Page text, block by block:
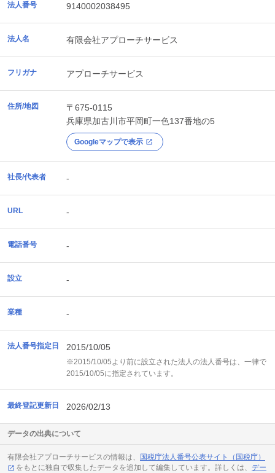
法人番号 9140002038495
法人名 有限会社アプローチサービス
フリガナ アプローチサービス
住所/地図
〒675-0115
兵庫県加古川市平岡町一色137番地の5
Googleマップで表示
社長/代表者 -
URL -
電話番号 -
設立 -
業種 -
法人番号指定日 2015/10/05
※2015/10/05より前に設立された法人の法人番号は、一律で
2015/10/05に指定されています。
最終登記更新日 2026/02/13
データの出典について
有限会社アプローチサービスの情報は、
国税庁法人番号公表サイト（国税庁）
をもとに独自で収集したデータを追加して編集しています。詳しくは、 デー